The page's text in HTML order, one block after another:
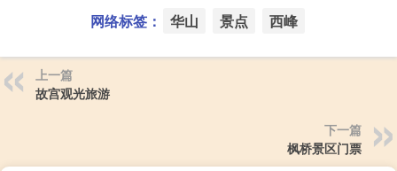
网络标签： 华山 景点 西峰
上一篇
故宫观光旅游
下一篇
枫桥景区门票